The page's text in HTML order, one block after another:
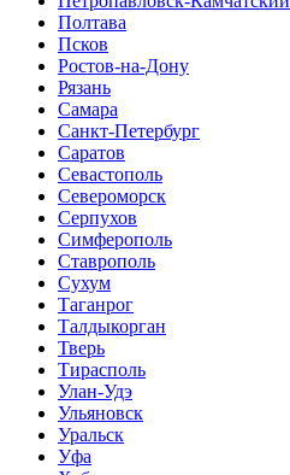
Полтава
Псков
Ростов-на-Дону
Рязань
Самара
Санкт-Петербург
Саратов
Севастополь
Североморск
Серпухов
Симферополь
Ставрополь
Сухум
Таганрог
Tалдыкорган
Тверь
Тирасполь
Улан-Удэ
Ульяновск
Уральск
Уфа